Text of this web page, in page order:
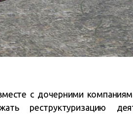
с дочерними
реструктуризацию